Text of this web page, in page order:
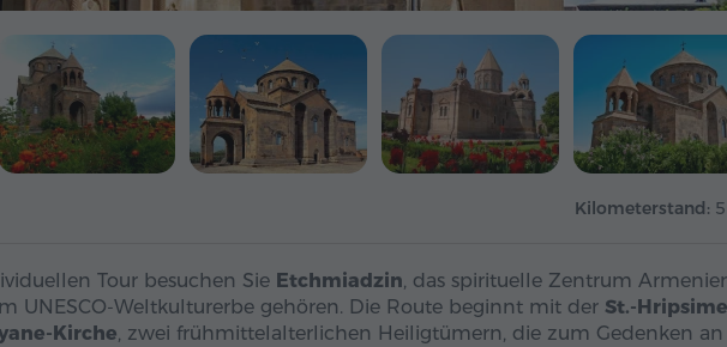
Kilometerstand:
Tour besuchen Sie Etchmiadzin, das spirituelle Zentrum
UNESCO-Weltkulturerbe gehören. Die Route beginnt mit der St.-
Kirche, zwei frühmittelalterlichen Heiligtümern, die zum Gedenken an